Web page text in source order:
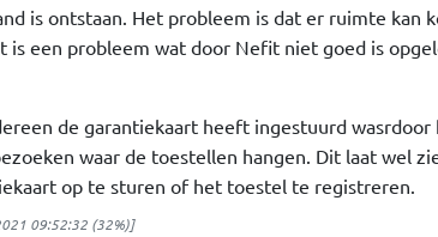
is ontstaan. Het probleem is dat er ruimte kan
is een probleem wat door Nefit niet goed is
de garantiekaart heeft ingestuurd wasrdoor
waar de toestellen hangen. Dit laat wel
op te sturen of het toestel te registreren.
09:52:32(32%)]